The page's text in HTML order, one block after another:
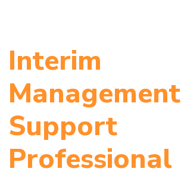
Interim
Management
Support
Professional